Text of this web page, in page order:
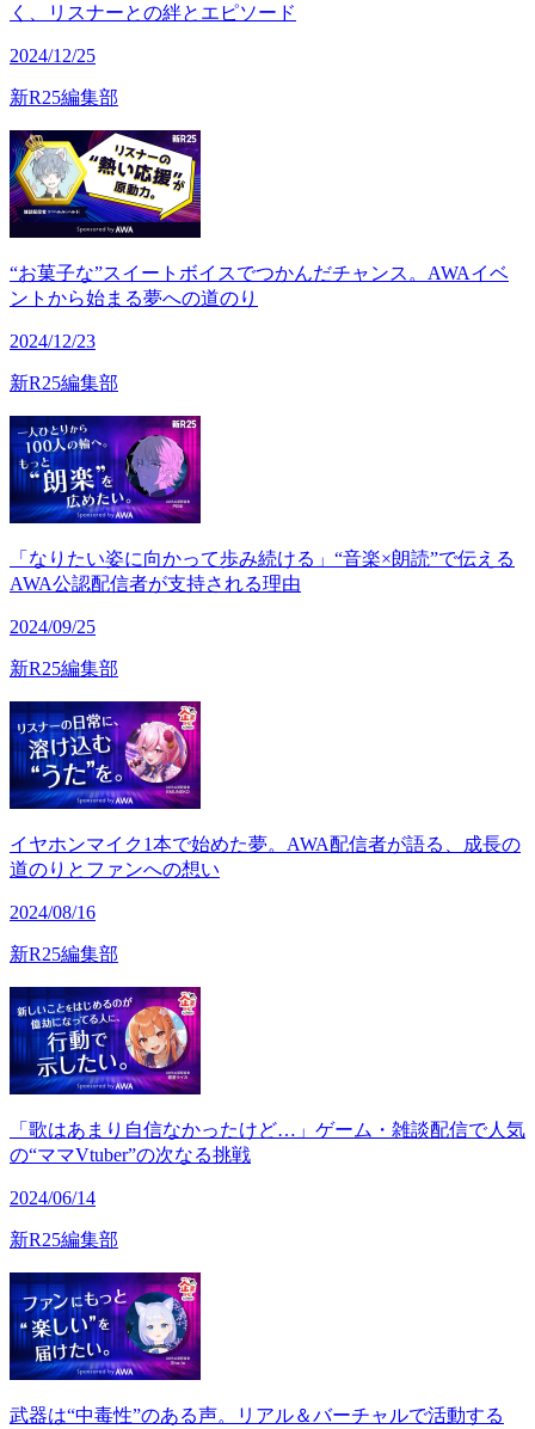
く、リスナーとの絆とエピソード
2024/12/25
新R25編集部
“お菓子な”スイートボイスでつかんだチャンス。AWAイベ
ントから始まる夢への道のり
2024/12/23
新R25編集部
「なりたい姿に向かって歩み続ける」“音楽×朗読”で伝える
AWA公認配信者が支持される理由
2024/09/25
新R25編集部
イヤホンマイク1本で始めた夢。AWA配信者が語る、成長の
道のりとファンへの想い
2024/08/16
新R25編集部
「歌はあまり自信なかったけど…」ゲーム・雑談配信で人気
の“ママVtuber”の次なる挑戦
2024/06/14
新R25編集部
武器は“中毒性”のある声。リアル＆バーチャルで活動する